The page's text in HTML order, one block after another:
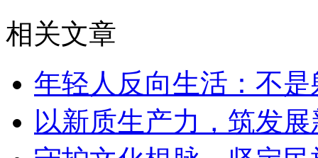
相关文章
年轻人反向生活：不
以新质生产力，筑发